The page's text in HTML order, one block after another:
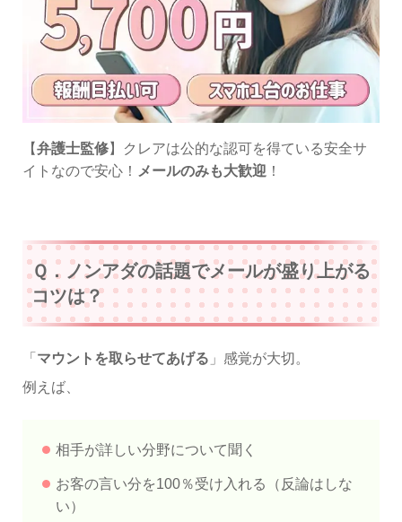
【弁護士監修】クレアは公的な認可を得ている安全サ
イトなので安心！ メールのみも大歓迎 ！
Ｑ．ノンアダの話題でメールが盛り上がる
コツは？
「 マウントを取らせてあげる 」感覚が大切。
例えば、
相手が詳しい分野について聞く
お客の言い分を100％受け入れる（反論はしな
い）